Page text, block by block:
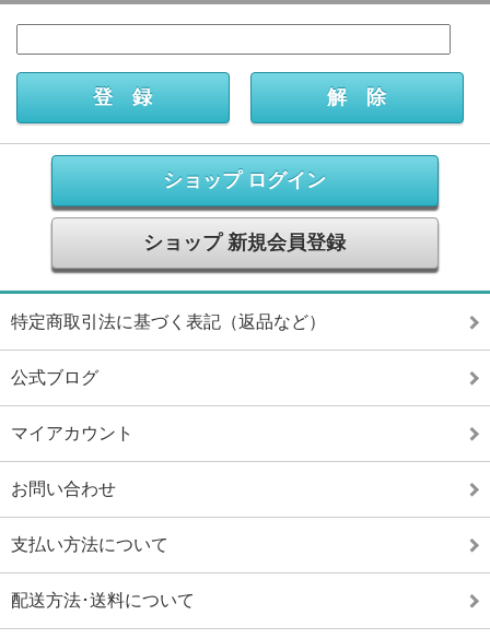
ショップ ログイン
ショップ 新規会員登録
特定商取引法に基づく表記（返品など）
公式ブログ
マイアカウント
お問い合わせ
支払い方法について
配送方法･送料について